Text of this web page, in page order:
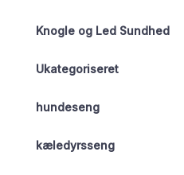
Knogle og Led Sundhed
Ukategoriseret
hundeseng
kæledyrsseng